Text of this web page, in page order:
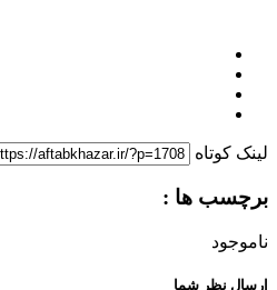
لینک کوتاه
برچسب ها :
ناموجود
ارسال نظر شما